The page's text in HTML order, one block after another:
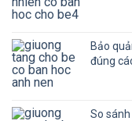
Bảo
đúng
So